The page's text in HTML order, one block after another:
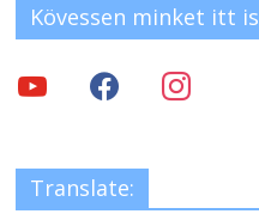
Kövessen minket itt is
Translate: